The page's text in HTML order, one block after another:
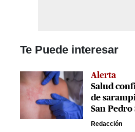
Te Puede interesar
Alerta
Salud
de
San Pedro
Redacción